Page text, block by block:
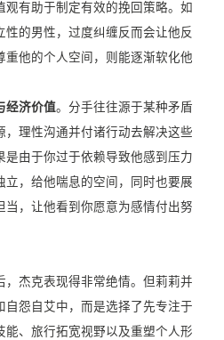
有助于制定有效的挽回策略。如
的男性，过度纠缠反而会让他反
重他的个人空间，则能逐渐软化他
经济价值。分手往往源于某种矛盾
，理性沟通并付诸行动去解决这些
是由于你过于依赖导致他感到压力
立，给他喘息的空间，同时也要展
当，让他看到你愿意为感情付出努
，杰克表现得非常绝情。但莉莉并
自怨自艾中，而是选择了先专注于
能、旅行拓宽视野以及重塑个人形